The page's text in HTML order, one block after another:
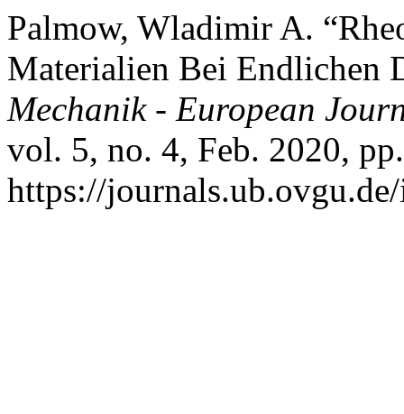
Palmow, Wladimir A.
Materialien Bei Endlichen
Mechanik - European
vol. 5, no. 4, Feb. 2020,
https://